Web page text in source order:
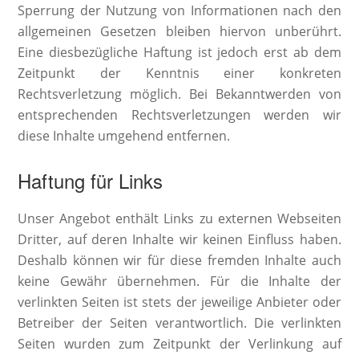
Sperrung der Nutzung von Informationen nach den
allgemeinen Gesetzen bleiben hiervon unberührt.
Eine diesbezügliche Haftung ist jedoch erst ab dem
Zeitpunkt der Kenntnis einer konkreten
Rechtsverletzung möglich. Bei Bekanntwerden von
entsprechenden Rechtsverletzungen werden wir
diese Inhalte umgehend entfernen.
Haftung für Links
Unser Angebot enthält Links zu externen Webseiten
Dritter, auf deren Inhalte wir keinen Einfluss haben.
Deshalb können wir für diese fremden Inhalte auch
keine Gewähr übernehmen. Für die Inhalte der
verlinkten Seiten ist stets der jeweilige Anbieter oder
Betreiber der Seiten verantwortlich. Die verlinkten
Seiten wurden zum Zeitpunkt der Verlinkung auf